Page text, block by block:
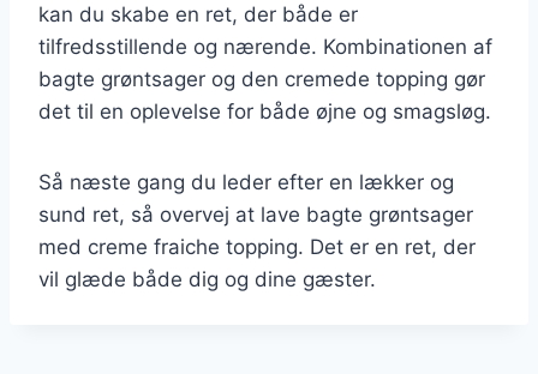
kan du skabe en ret, der både er
tilfredsstillende og nærende. Kombinationen af
bagte grøntsager og den cremede topping gør
det til en oplevelse for både øjne og smagsløg.
Så næste gang du leder efter en lækker og
sund ret, så overvej at lave bagte grøntsager
med creme fraiche topping. Det er en ret, der
vil glæde både dig og dine gæster.